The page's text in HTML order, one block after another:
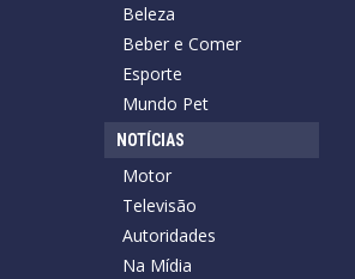
Beleza
Beber e Comer
Esporte
Mundo Pet
NOTÍCIAS
Motor
Televisão
Autoridades
Na Mídia